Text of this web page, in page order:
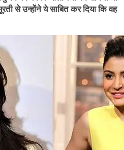
से उन्होंने ये साबित कर दिया कि वह